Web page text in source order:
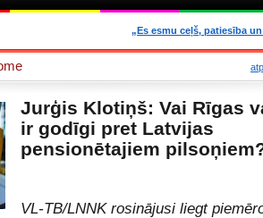
„Es esmu ceļš, patiesība
Jurģis Klotiņš: Vai Rīgas
ir godīgi pret Latvijas
pensionētajiem
VL-TB/LNNK rosinājusi liegt